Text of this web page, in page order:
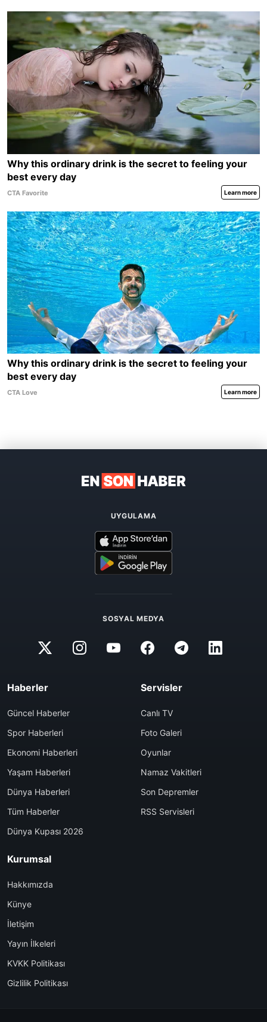
UYGULAMA
SOSYAL MEDYA
Haberler
Güncel Haberler
Spor Haberleri
Ekonomi Haberleri
Yaşam Haberleri
Dünya Haberleri
Tüm Haberler
Dünya Kupası 2026
Servisler
Canlı TV
Foto Galeri
Oyunlar
Namaz Vakitleri
Son Depremler
RSS Servisleri
Kurumsal
Hakkımızda
Künye
İletişim
Yayın İlkeleri
KVKK Politikası
Gizlilik Politikası